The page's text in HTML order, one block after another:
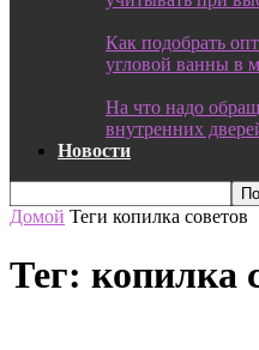
Как подобрать
угловой ванны в
На что надо
внутренних
Новости
Домой Теги копилка советов
Тег: копилка